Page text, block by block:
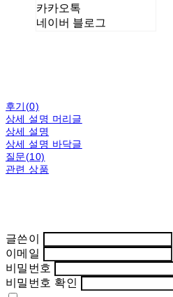
카카오톡
네이버 블로그
후기(0)
상세 설명 머리글
상세 설명
상세 설명 바닥글
질문(10)
관련 상품
글쓴이
이메일
비밀번호
비밀번호 확인